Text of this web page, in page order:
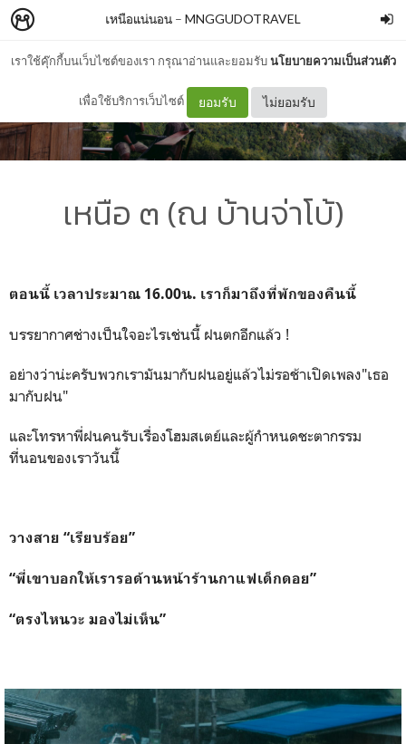
เราใช้คุ๊กกี้บนเว็บไซต์ของเรา กรุณาอ่านและยอมรับนโยบายความเป็นส่วนตัว
เพื่อใช้บริการเว็บไซต์ ยอมรับ ไม่ยอมรับ
เหนือแน่นอน – MNGGUDOTRAVEL
เหนือ ๓ (ณ บ้านจ่าโบ้)
ตอนนี้ เวลาประมาณ 16.00น. เราก็มาถึงที่พักของคืนนี้
บรรยากาศช่างเป็นใจอะไรเช่นนี้ ฝนตกอีกแล้ว !
อย่างว่าน่ะครับพวกเรามันมากับฝนอยู่แล้วไม่รอช้าเปิดเพลง"เธอ
มากับฝน"
และโทรหาพี่ฝนคนรับเรื่องโฮมสเตย์และผู้กำหนดชะตากรรม
ที่นอนของเราวันนี้
วางสาย “เรียบร้อย”
“พี่เขาบอกให้เรารอด้านหน้าร้านกาแฟเด็กดอย”
“ตรงไหนวะ มองไม่เห็น”